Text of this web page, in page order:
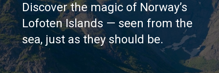
Discover the magic of Norway’s
Lofoten Islands — seen from the
sea, just as they should be.